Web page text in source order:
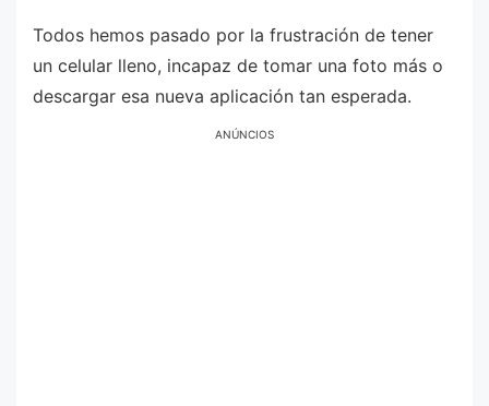
Todos hemos pasado por la frustración de tener
un celular lleno, incapaz de tomar una foto más o
descargar esa nueva aplicación tan esperada.
ANÚNCIOS